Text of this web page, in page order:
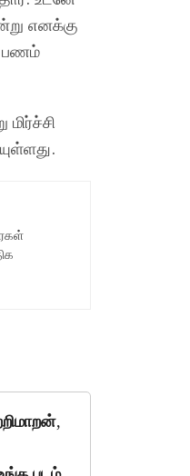
எனக்கு
பணம்